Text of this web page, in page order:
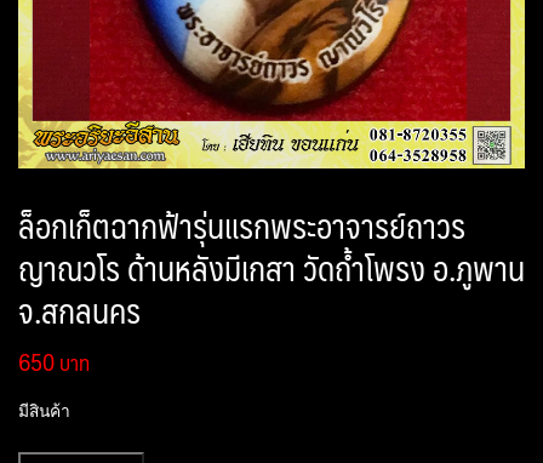
ล็อกเก็ตฉากฟ้ารุ่นแรกพระอาจารย์ถาวร
ญาณวโร ด้านหลังมีเกสา วัดถ้ำโพรง อ.ภูพาน
จ.สกลนคร
650
มีสินค้า